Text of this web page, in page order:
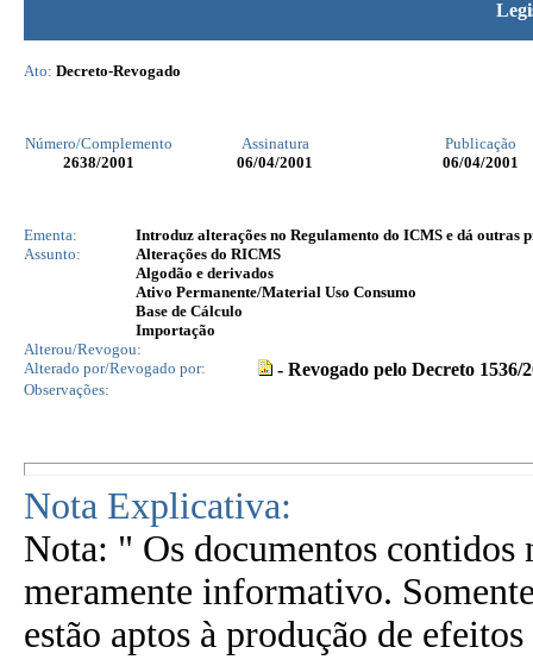
Ato: Decreto-Revogado
Número/Complemento Assinatura
Publicação
2638/2001 06/04/2001 06/04/2001
Ementa:
Introduz alterações no Regulamento do ICMS e dá outras
Assunto:
Alterações do RICMS
Algodão e derivados
Ativo Permanente/Material Uso Consumo
Base de Cálculo
Importação
Alterou/Revogou:
Alterado por/Revogado por:
- Revogado pelo Decreto 1536/
Observações:
Nota Explicativa:
Nota: " Os documentos contidos
meramente informativo.
estão aptos à produção de